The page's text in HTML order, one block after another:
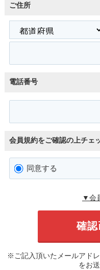
ご住所
電話番号
会員規約をご確認の上チェ
同意する
▼会
※ご記入頂いたメールアド
をお